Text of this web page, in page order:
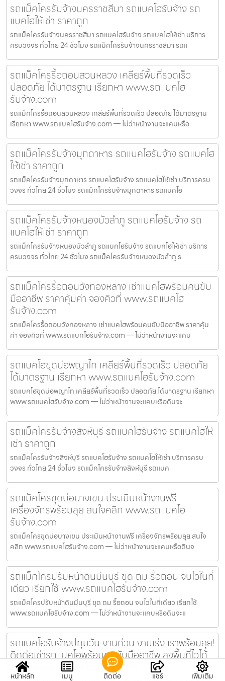
รถแม็คโครรับจ้างนครราชสีมา รถแบคโฮรับจ้าง รถ
แบคโฮให้เช่า ราคาถูก
รถแม็คโครรับจ้างนครราชสีมา รถแบคโฮรับจ้าง รถแบคโฮให้เช่า บริการ
ครบวงจร ทั่วไทย 24 ชั่วโมง รถแม็คโครรับจ้างนครราชสีมา รถแ
รถแม็คโครรื้อถอนสวนหลวง เคลียร์พื้นที่รวดเร็ว
ปลอดภัย ได้มาตรฐาน เรียกหา www.รถแบคโฮ
รับจ้าง.com
รถแม็คโครรื้อถอนสวนหลวง เคลียร์พื้นที่รวดเร็ว ปลอดภัย ได้มาตรฐาน
เรียกหา www.รถแบคโฮรับจ้าง.com — ไม่ว่าหน้างานจะแคบหรือ
รถแม็คโครรับจ้างมุกดาหาร รถแบคโฮรับจ้าง รถแบคโฮ
ให้เช่า ราคาถูก
รถแม็คโครรับจ้างมุกดาหาร รถแบคโฮรับจ้าง รถแบคโฮให้เช่า บริการครบ
วงจร ทั่วไทย 24 ชั่วโมง รถแม็คโครรับจ้างมุกดาหาร รถแบคโฮ
รถแม็คโครรับจ้างหนองบัวลำภู รถแบคโฮรับจ้าง รถ
แบคโฮให้เช่า ราคาถูก
รถแม็คโครรับจ้างหนองบัวลำภู รถแบคโฮรับจ้าง รถแบคโฮให้เช่า บริการ
ครบวงจร ทั่วไทย 24 ชั่วโมง รถแม็คโครรับจ้างหนองบัวลำภู ร
รถแม็คโครรื้อถอนวังทองหลาง เช่าแบคโฮพร้อมคนขับ
มืออาชีพ ราคาคุ้มค่า จองคิวที่ www.รถแบคโฮ
รับจ้าง.com
รถแม็คโครรื้อถอนวังทองหลาง เช่าแบคโฮพร้อมคนขับมืออาชีพ ราคาคุ้ม
ค่า จองคิวที่ www.รถแบคโฮรับจ้าง.com — ไม่ว่าหน้างานจะแคบ
รถแบคโฮขุดบ่อพญาไท เคลียร์พื้นที่รวดเร็ว ปลอดภัย
ได้มาตรฐาน เรียกหา www.รถแบคโฮรับจ้าง.com
รถแบคโฮขุดบ่อพญาไท เคลียร์พื้นที่รวดเร็ว ปลอดภัย ได้มาตรฐาน เรียกหา
www.รถแบคโฮรับจ้าง.com — ไม่ว่าหน้างานจะแคบหรือดินจะ
รถแม็คโครรับจ้างสิงห์บุรี รถแบคโฮรับจ้าง รถแบคโฮให้
เช่า ราคาถูก
รถแม็คโครรับจ้างสิงห์บุรี รถแบคโฮรับจ้าง รถแบคโฮให้เช่า บริการครบ
วงจร ทั่วไทย 24 ชั่วโมง รถแม็คโครรับจ้างสิงห์บุรี รถแบค
รถแม็คโครขุดบ่อบางเขน ประเมินหน้างานฟรี
เครื่องจักรพร้อมลุย สนใจคลิก www.รถแบคโฮ
รับจ้าง.com
รถแม็คโครขุดบ่อบางเขน ประเมินหน้างานฟรี เครื่องจักรพร้อมลุย สนใจ
คลิก www.รถแบคโฮรับจ้าง.com — ไม่ว่าหน้างานจะแคบหรือดินจ
รถแม็คโครปรับหน้าดินมีนบุรี ขุด ถม รื้อถอน จบไวในที่
เดียว เรียกใช้ www.รถแบคโฮรับจ้าง.com
รถแม็คโครปรับหน้าดินมีนบุรี ขุด ถม รื้อถอน จบไวในที่เดียว เรียกใช้
www.รถแบคโฮรับจ้าง.com — ไม่ว่าหน้างานจะแคบหรือดินจะแ
รถแบคโฮรับจ้างปทุมวัน งานด่วน งานเร่ง เราพร้อมลุย!
ติดต่อเช่ารถแบคโฮพร้อมคนขับมืออาชีพ ลงพื้นที่ไวได้
เลยที่ www.รถแบคโฮรับจ้าง.com
หน้าหลัก เมนู ติดต่อ แชร์ เพิ่มเติม